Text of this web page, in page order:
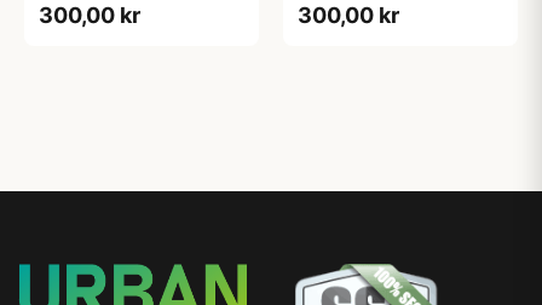
300,00 kr 300,00 kr